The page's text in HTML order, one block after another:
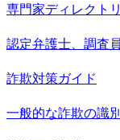
専門家ディレクトリ
認定弁護士、調査
詐欺対策ガイド
一般的な詐欺の識